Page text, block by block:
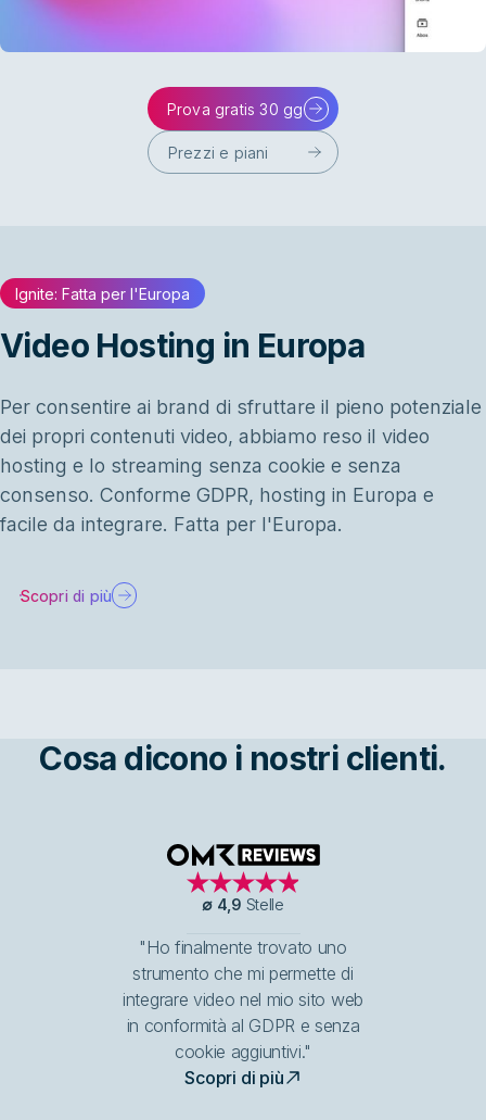
Prova gratis 30 gg
Prezzi e piani
Ignite: Fatta per l'Europa
Video Hosting in Europa
Per consentire ai brand di sfruttare il pieno potenziale
dei propri contenuti video, abbiamo reso il video
hosting e lo streaming senza cookie e senza
consenso. Conforme GDPR, hosting in Europa e
facile da integrare. Fatta per l'Europa.
Scopri di più
Cosa dicono i nostri clienti.
OMR Reviews
∅ 4,9 Stelle
"Ho finalmente trovato uno
strumento che mi permette di
integrare video nel mio sito web
in conformità al GDPR e senza
cookie aggiuntivi."
Scopri di più